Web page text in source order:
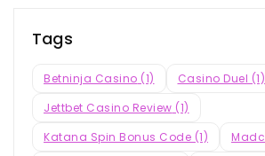
Tags
Betninja Casino (1) Casino Duel (1)
Jettbet Casino Review (1)
Katana Spin Bonus Code (1)